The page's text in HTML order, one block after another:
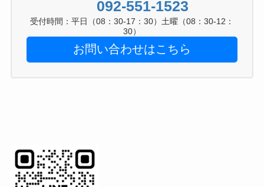
092-551-1523
受付時間：平日（08：30-17：30）土曜（08：30-12：
30）
お問い合わせはこちら